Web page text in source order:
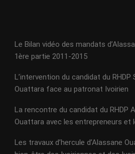
Le Bilan vidéo des mandats
1ère partie 2011-2015
L’intervention du candidat du RHDP
Ouattara face au patronat Ivoirien
La rencontre du candidat du RHDP
Ouattara avec les entrepreneurs et
Les travaux d’hercule d’Alassane